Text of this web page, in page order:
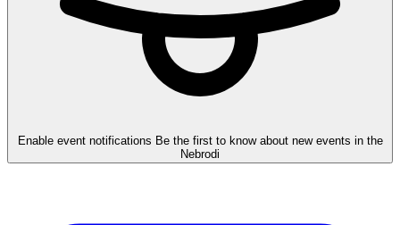
Enable event notifications Be the first to know about new events in the
Nebrodi